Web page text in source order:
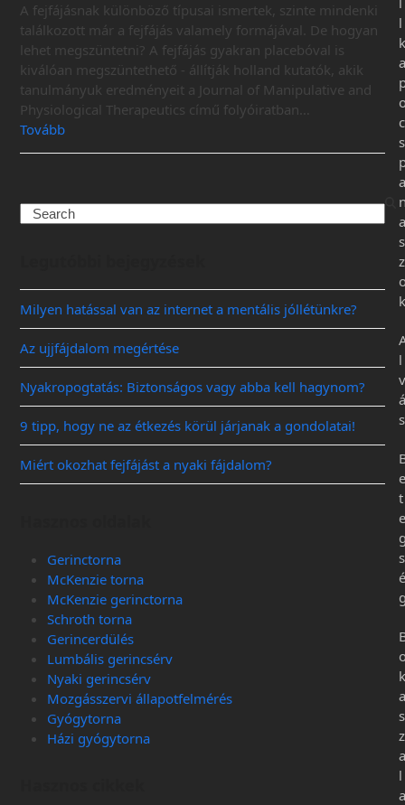
A fejfájásnak különböző típusai ismertek, szinte mindenki
találkozott már a fejfájás valamely formájával. De hogyan
lehet megszüntetni? A fejfájás gyakran placebóval is
kiválóan megszüntethető - állítják holland kutatók, akik
tanulmányuk eredményeit a Journal of Manipulative and
Physiological Therapeutics című folyóiratban…
Tovább
Milyen hatással van az internet a mentális jóllétünkre?
Az ujjfájdalom megértése
Nyakropogtatás: Biztonságos vagy abba kell hagynom?
9 tipp, hogy ne az étkezés körül járjanak a gondolatai!
Miért okozhat fejfájást a nyaki fájdalom?
Gerinctorna
McKenzie torna
McKenzie gerinctorna
Schroth torna
Gerincerdülés
Lumbális gerincsérv
Nyaki gerincsérv
Mozgásszervi állapotfelmérés
Gyógytorna
Házi gyógytorna
l
k
a
c
s
a
a
s
z
k
l
v
á
s
e
t
e
s
é
k
a
s
z
a
l
a